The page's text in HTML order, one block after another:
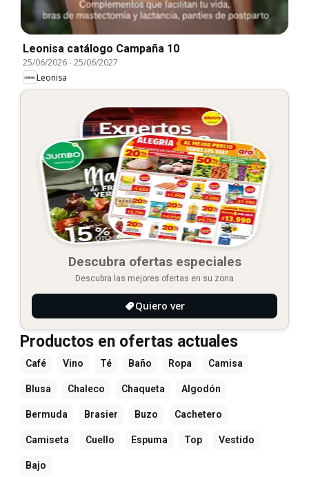
Leonisa catálogo Campaña 10
25/06/2026-25/06/2027
Leonisa
Descubra ofertas especiales
Descubra las mejores ofertas en su zona
Quiero ver
Productos en ofertas actuales
Café Vino Té Baño Ropa Camisa
Blusa Chaleco Chaqueta Algodón
Bermuda Brasier Buzo Cachetero
Camiseta Cuello Espuma Top Vestido
Bajo